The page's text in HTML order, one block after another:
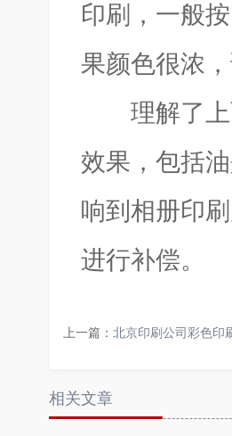
印刷，一般
果颜色很浓
理解了上
效果，包括
响到相册印
进行补偿。
上一篇： 北京印刷公司彩色印
相关文章